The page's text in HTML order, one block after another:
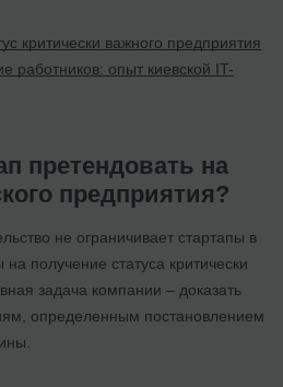
критически важного предприятия
работников: опыт киевской IT-
претендовать на
предприятия?
не ограничивает стартапы в
получение статуса критически
задача компании – доказать
определенным постановлением